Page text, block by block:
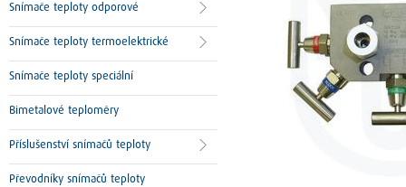
Snímače teploty odporové
Snímače teploty termoelektrické
Snímače teploty speciální
Bimetalové teploměry
Příslušenství snímačů teploty
Převodníky snímačů teploty